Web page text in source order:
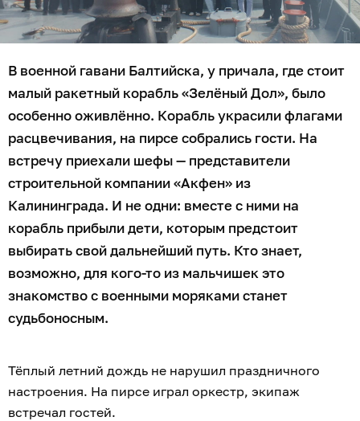
В военной гавани Балтийска, у причала, где стоит
малый ракетный корабль «Зелёный Дол», было
особенно оживлённо. Корабль украсили флагами
расцвечивания, на пирсе собрались гости. На
встречу приехали шефы — представители
строительной компании «Акфен» из
Калининграда. И не одни: вместе с ними на
корабль прибыли дети, которым предстоит
выбирать свой дальнейший путь. Кто знает,
возможно, для кого-то из мальчишек это
знакомство с военными моряками станет
судьбоносным.
Тёплый летний дождь не нарушил праздничного
настроения. На пирсе играл оркестр, экипаж
встречал гостей.